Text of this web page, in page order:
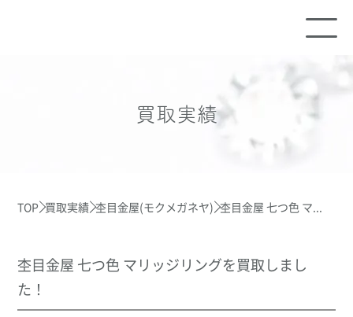
買取実績
TOP 買取実績 杢目金屋(モクメガネヤ) 杢目金屋 七つ色 マ...
杢目金屋 七つ色 マリッジリングを買取しまし
た！